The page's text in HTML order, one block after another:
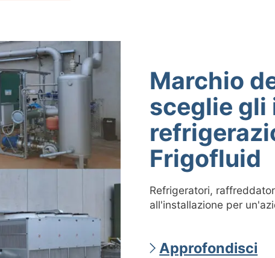
Marchio
sceglie gli
Frigofluid
Refrigeratori,
all'installazione per
Approfondisci